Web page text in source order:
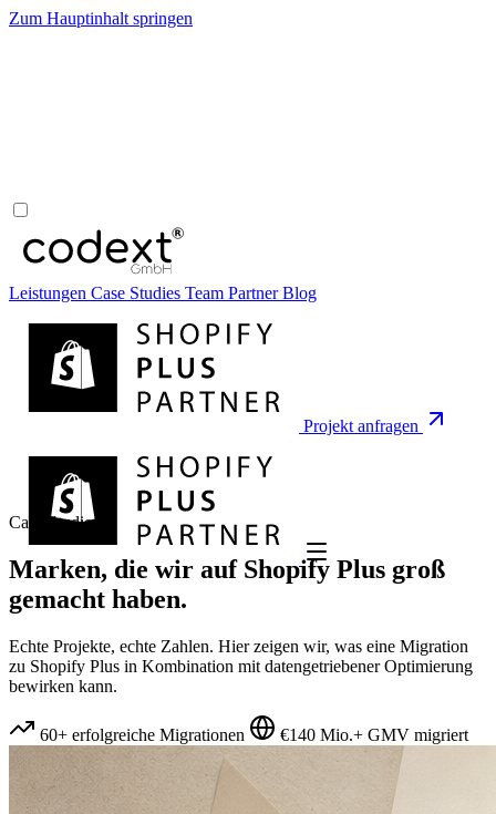
Zum Hauptinhalt springen
Leistungen Case Studies Team PartnerBlog
Projekt anfragen
Case Studies
Marken, die wir auf Shopify Plus groß
gemacht haben.
Echte Projekte, echte Zahlen. Hier zeigen wir, was eine Migration
zu Shopify Plus in Kombination mit datengetriebener Optimierung
bewirken kann.
60+ erfolgreiche Migrationen €140 Mio.+ GMV migriert